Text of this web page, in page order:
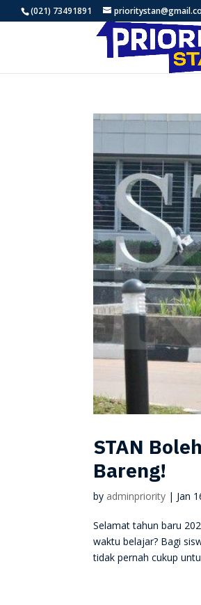
(021) 73491891
STAN
Bareng!
by adminpriority | Jan
Selamat tahun baru
waktu belajar? Bagi
tidak pernah cukup